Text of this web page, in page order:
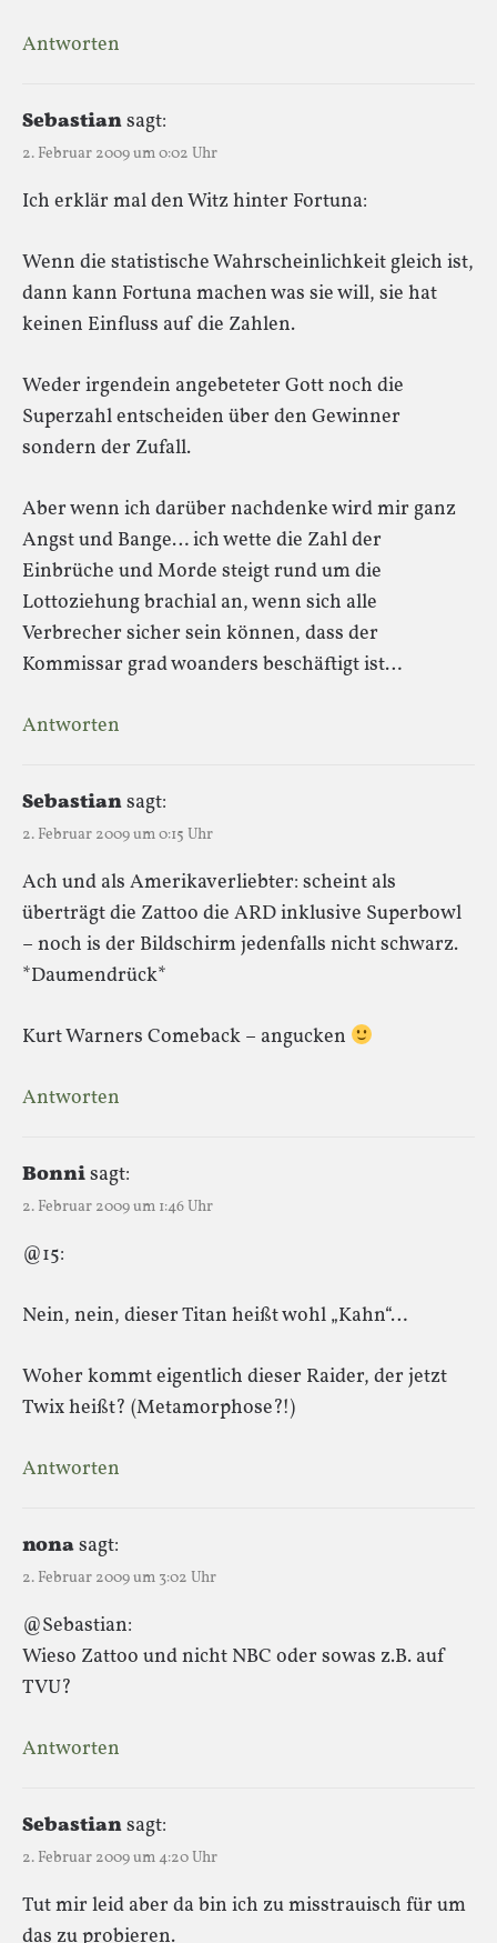
Antworten
Sebastiansagt:
2. Februar 2009 um 0:02 Uhr
Ich erklär mal den Witz hinter Fortuna:
Wenn die statistische Wahrscheinlichkeit gleich ist,
dann kann Fortuna machen was sie will, sie hat
keinen Einfluss auf die Zahlen.
Weder irgendein angebeteter Gott noch die
Superzahl entscheiden über den Gewinner
sondern der Zufall.
Aber wenn ich darüber nachdenke wird mir ganz
Angst und Bange… ich wette die Zahl der
Einbrüche und Morde steigt rund um die
Lottoziehung brachial an, wenn sich alle
Verbrecher sicher sein können, dass der
Kommissar grad woanders beschäftigt ist…
Antworten
Sebastiansagt:
2. Februar 2009 um 0:15 Uhr
Ach und als Amerikaverliebter: scheint als
überträgt die Zattoo die ARD inklusive Superbowl
– noch is der Bildschirm jedenfalls nicht schwarz.
*Daumendrück*
Kurt Warners Comeback – angucken
Antworten
Bonnisagt:
2. Februar 2009 um 1:46 Uhr
@15:
Nein, nein, dieser Titan heißt wohl „Kahn“…
Woher kommt eigentlich dieser Raider, der jetzt
Twix heißt? (Metamorphose?!)
Antworten
nonasagt:
2. Februar 2009 um 3:02 Uhr
@Sebastian:
Wieso Zattoo und nicht NBC oder sowas z.B. auf
TVU?
Antworten
Sebastiansagt:
2. Februar 2009 um 4:20 Uhr
Tut mir leid aber da bin ich zu misstrauisch für um
das zu probieren.